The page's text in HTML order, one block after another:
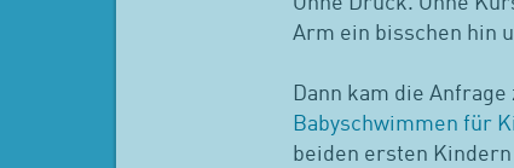
Arm ein bisschen hin
Dann kam die
Babyschwimmen für
beiden ersten